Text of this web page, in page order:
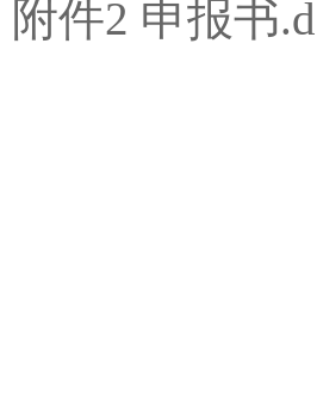
附件2 申报书